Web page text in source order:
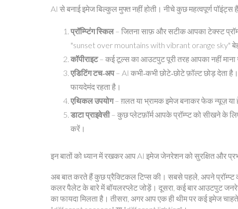
AI से बनाई इमेज बिल्कुल मुफ्त नहीं होती। नीचे कुछ महत्वपूर्ण पॉइंट्स हैं
प्रॉम्प्टिंग स्किल– जितना साफ़ और सटीक आपका टेक्स्ट
"sunset over mountains with vibrant orange sky"
कॉपीराइट– कई टूल्स का आउटपुट पूरी तरह आपका नहीं
एडिटिंग टच‑अप– AI कभी‑कभी छोटे‑छोटे फ़ॉल्ट छोड़ देता
फायदेमंद रहता है।
एथिकल उपयोग– ग़लत या भ्रामक इमेज बनाकर फेक न्यूज़ या
डाटा प्राइवेसी– कुछ प्लेटफ़ॉर्म आपके प्रॉम्प्ट को सीखने के
करें।
इन बातों को ध्यान में रखकर आप AI इमेज जेनरेशन को सुरक्षित और
अब बात करते हैं कुछ प्रैक्टिकल टिप्स की। सबसे पहले, अपने प्रॉम्प्ट
कलर पैलेट के बारे में बॉयलरप्लेट जोड़ें। दूसरा, कई बार आउटपुट
का फायदा मिलता है। तीसरा, अगर आप एक ही थीम पर कई इमेज